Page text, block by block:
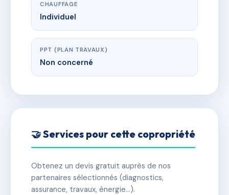
CHAUFFAGE
Individuel
PPT (PLAN TRAVAUX)
Non concerné
🤝 Services pour cette copropriété
Obtenez un devis gratuit auprès de nos
partenaires sélectionnés (diagnostics,
assurance, travaux, énergie…).